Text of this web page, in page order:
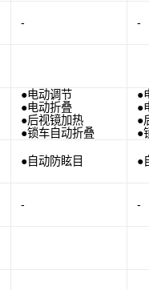
- -
●电动调节
●电动折叠
●后视镜加热
●锁车自动折叠
●
●
●
●
●自动防眩目 ●
- -